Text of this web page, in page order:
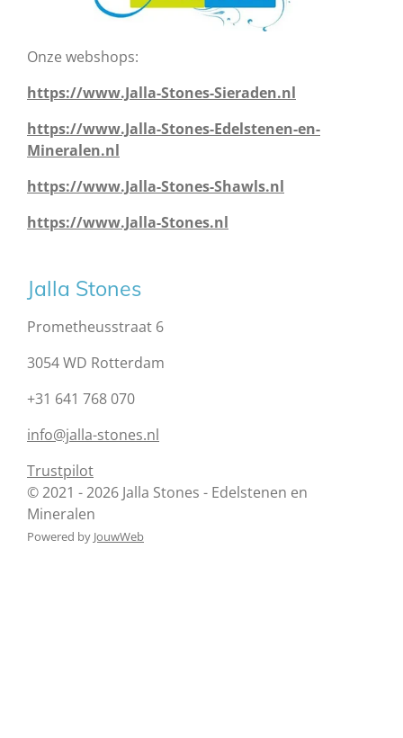
Onze webshops:
https://www.Jalla-Stones-Sieraden.nl
https://www.Jalla-Stones-Edelstenen-en-
Mineralen.nl
https://www.Jalla-Stones-Shawls.nl
https://www.Jalla-Stones.nl
Jalla Stones
Prometheusstraat 6
3054 WD Rotterdam
+31 641 768 070
info@jalla-stones.nl
Trustpilot
© 2021 - 2026 Jalla Stones - Edelstenen en
Mineralen
Powered by JouwWeb